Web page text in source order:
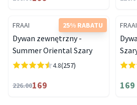
25% RABATU
FRAAI
Dywan zewnętrzny -
Summer Oriental Szary
4.8(257)
226.00169
FRAAI
169